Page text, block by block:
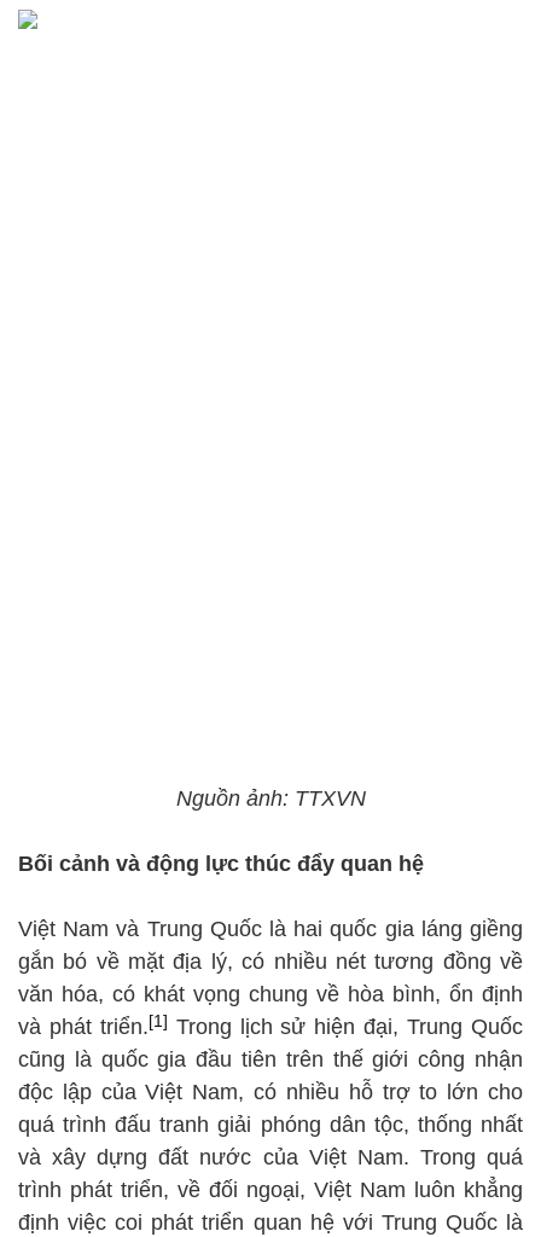
Nguồn ảnh: TTXVN
Bối cảnh và động lực thúc đẩy quan hệ
Việt Nam và Trung Quốc là hai quốc gia láng giềng
gắn bó về mặt địa lý, có nhiều nét tương đồng về
văn hóa, có khát vọng chung về hòa bình, ổn định
và phát triển.[1] Trong lịch sử hiện đại, Trung Quốc
cũng là quốc gia đầu tiên trên thế giới công nhận
độc lập của Việt Nam, có nhiều hỗ trợ to lớn cho
quá trình đấu tranh giải phóng dân tộc, thống nhất
và xây dựng đất nước của Việt Nam. Trong quá
trình phát triển, về đối ngoại, Việt Nam luôn khẳng
định việc coi phát triển quan hệ với Trung Quốc là